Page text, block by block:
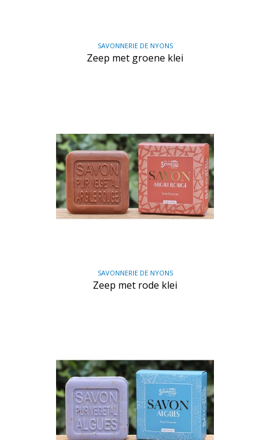
SAVONNERIE DE NYONS
Zeep met groene klei
SAVONNERIE DE NYONS
Zeep met rode klei